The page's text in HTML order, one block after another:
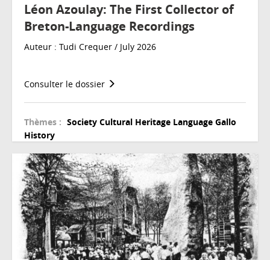
Léon Azoulay: The First Collector of
Breton-Language Recordings
Auteur : Tudi Crequer / July 2026
Consulter le dossier
Thèmes : Society Cultural Heritage Language Gallo
History